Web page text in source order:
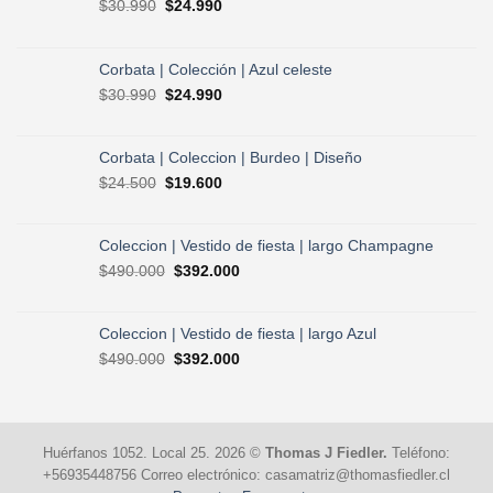
$30.990 El
era:
$30.990.
$24.990El
es:
$24.990.
Corbata | Colección | Azul celeste
$30.990 El
era:
$30.990.
$24.990El
es:
Corbata | Coleccion | Burdeo | Diseño
$24.500 El
era:
$24.500.
$19.600El
es:
$19.600.
Coleccion | Vestido de fiesta | largo Champagne
$490.000 El
era:
$490.000.
$392.000El
es:
Coleccion | Vestido de fiesta | largo Azul
$490.000 El
$392.000El
Huérfanos 1052. Local 25. 2026 © Thomas J Fiedler. Teléfono:
+56935448756 Correo electrónico: casamatriz@thomasfiedler.cl